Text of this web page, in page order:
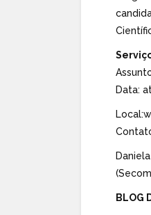
Data:
BLOG